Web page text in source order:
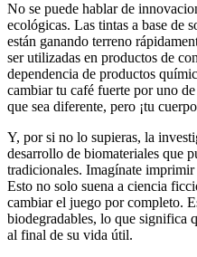
No se puede hablar de
ecológicas. Las tintas a base de
están ganando terreno
ser utilizadas en productos de
dependencia de productos
cambiar tu café fuerte por uno
que sea diferente, pero ¡tu
Y, por si no lo supieras, la
desarrollo de biomateriales que
tradicionales. Imagínate
Esto no solo suena a ciencia
cambiar el juego por completo.
biodegradables, lo que significa
al final de su vida útil.